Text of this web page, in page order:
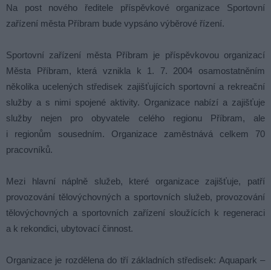
Na post nového ředitele příspěvkové organizace Sportovní
zařízení města Příbram bude vypsáno výběrové řízení.
Sportovní zařízení města Příbram je příspěvkovou organizací
Města Příbram, která vznikla k 1. 7. 2004 osamostatněním
několika ucelených středisek zajišťujících sportovní a rekreační
služby a s nimi spojené aktivity. Organizace nabízí a zajišťuje
služby nejen pro obyvatele celého regionu Příbram, ale
i regionům sousedním. Organizace zaměstnává celkem 70
pracovníků.
Mezi hlavní náplně služeb, které organizace zajišťuje, patří
provozování tělovýchovných a sportovních služeb, provozování
tělovýchovných a sportovních zařízení sloužících k regeneraci
a k rekondici, ubytovací činnost.
Organizace je rozdělena do tří základních středisek: Aquapark –